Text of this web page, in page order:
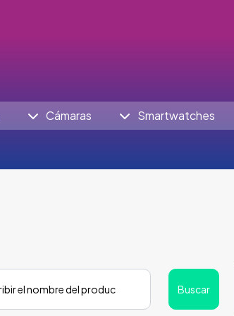
Cámaras Smartwatches
Buscar